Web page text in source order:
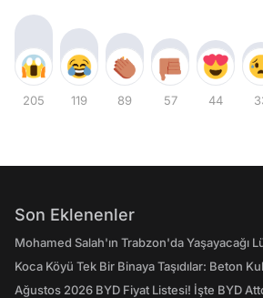
205 119 89 57 44
Son Eklenenler
Mohamed Salah'ın Trabzon'da Yaşayacağı
Koca Köyü Tek Bir Binaya Taşıdılar: Beton
Ağustos 2026 BYD Fiyat Listesi! İşte BYD